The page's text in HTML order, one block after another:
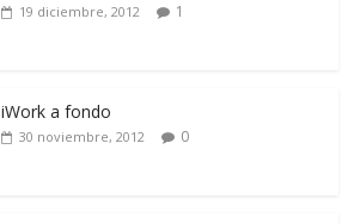
19 diciembre, 2012 1
iWork a fondo
30 noviembre, 2012 0